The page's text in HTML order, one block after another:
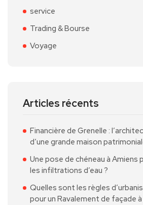
service
Trading & Bourse
Voyage
Articles récents
Financière de Grenelle :
d’une grande maison
Une pose de chéneau à
les infiltrations d’eau ?
Quelles sont les règles
pour un Ravalement de façade à